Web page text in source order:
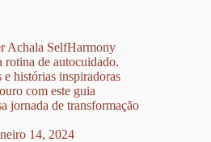
Achala SelfHarmony
rotina de autocuidado.
e histórias inspiradoras
com este guia
jornada de transformação
14, 2024